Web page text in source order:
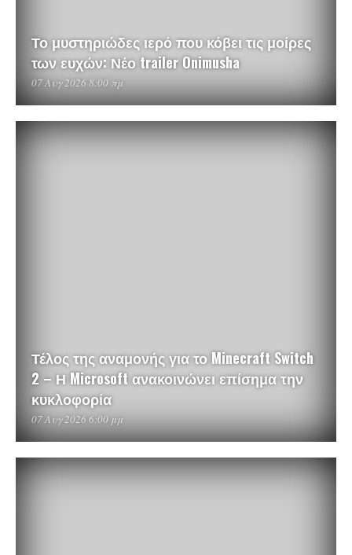
Το μυστηριώδες ιερό που κόβει τις μοίρες
των ευχών: Νέο trailer Onimusha
07 Αυγ 2026 8:00 πμ
Τέλος της αναμονής για το Minecraft Switch
2 – Η Microsoft ανακοινώνει επίσημα την
κυκλοφορία
07 Αυγ 2026 6:00 μμ